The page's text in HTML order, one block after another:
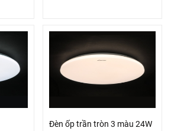
Đèn ốp trần tròn 3 màu 24W